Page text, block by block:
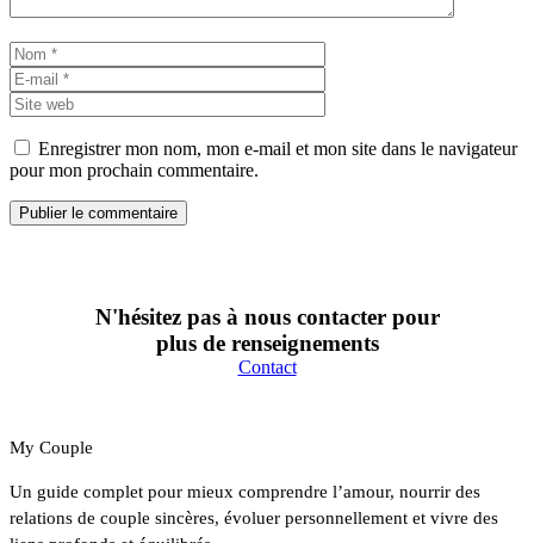
Nom
mail
web
Enregistrer mon nom, mon e-mail et mon site dans le navigateur
pour mon prochain commentaire.
N'hésitez pas à nous contacter pour
plus de renseignements
Contact
My Couple
Un guide complet pour mieux comprendre l’amour, nourrir des
relations de couple sincères, évoluer personnellement et vivre des